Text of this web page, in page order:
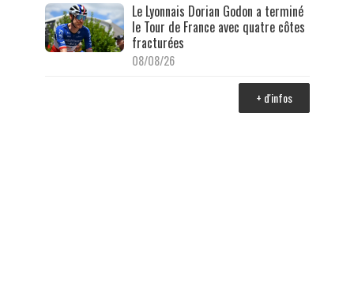
Le Lyonnais Dorian Godon a terminé
le Tour de France avec quatre côtes
fracturées
08/08/26
+ d'infos